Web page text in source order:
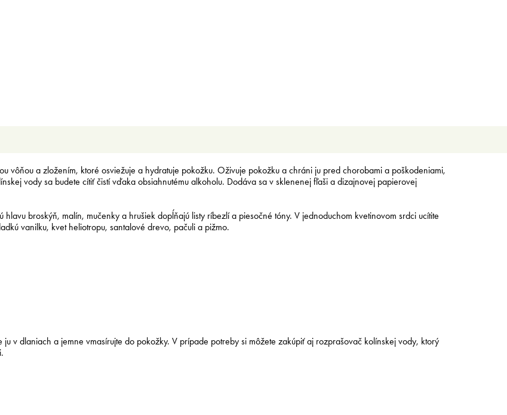
vôňou a zložením, ktoré osviežuje a hydratuje pokožku. Oživuje pokožku a chráni ju pred chorobami a poškodeniami,
vody sa budete cítiť čistí vďaka obsiahnutému alkoholu. Dodáva sa v sklenenej fľaši a dizajnovej papierovej
broskýň, malín, mučenky a hrušiek dopĺňajú listy ríbezlí a piesočné tóny. V jednoduchom kvetinovom srdci ucítite
vanilku, kvet heliotropu, santalové drevo, pačuli a pižmo.
v dlaniach a jemne vmasírujte do pokožky. V prípade potreby si môžete zakúpiť aj rozprašovač kolínskej vody, ktorý